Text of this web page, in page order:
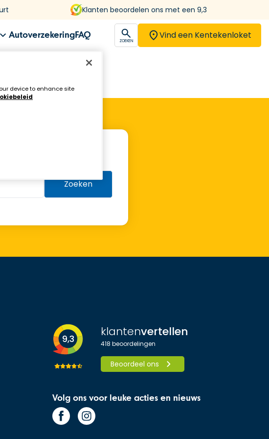
Klanten beoordelen ons met een 9,3
AutoverzekeringFAQ open
ZOEKEN
Vind een Kentekenloket
Zoeken
9,3 klantenvertellen
418 beoordelingen
Beoordeel ons
Volg ons voor leuke acties en nieuws
device to enhance site